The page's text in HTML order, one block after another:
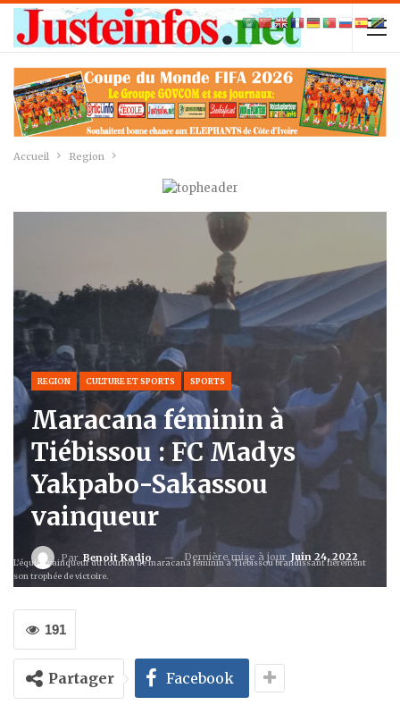
Accueil Region
REGION CULTURE ET SPORTS SPORTS
Maracana féminin à
Tiébissou : FC Madys
Yakpabo-Sakassou
vainqueur
Par Benoit Kadjo Dernière mise à jour Juin 24, 2022
L'équipe vainqueur du tournoi de maracana féminin à Tiébissou brandissant fièrement
son trophée de victoire.
191
Partager Facebook